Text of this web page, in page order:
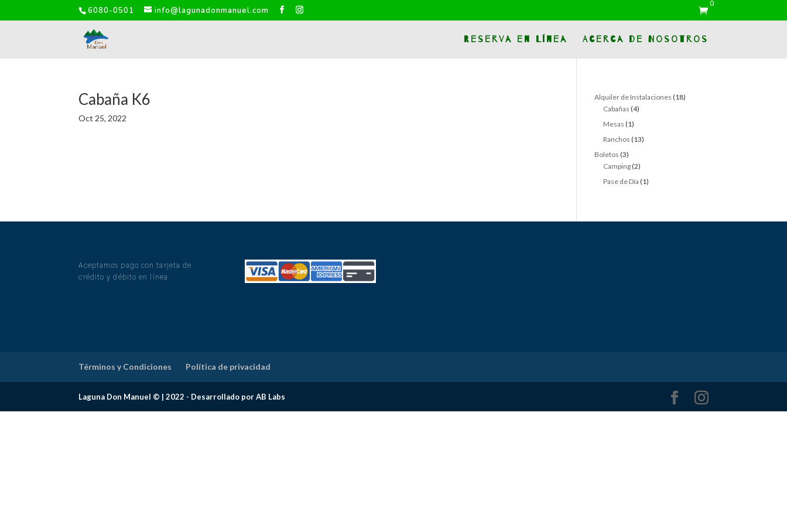
6080-0501 info@lagunadonmanuel.com 
0
Reserva en Línea Acerca de Nosotros
Cabaña K6
Oct 25, 2022
Alquiler de Instalaciones 1818
Cabañas 44
Mesas 11
product
Ranchos 1313
Boletos 33
products
Camping 22
products
Pase de Día 11
Aceptamos pago con tarjeta de
crédito y débito en línea
Términos y Condiciones Política de privacidad
Laguna Don Manuel © | 2022 - Desarrollado por AB Labs